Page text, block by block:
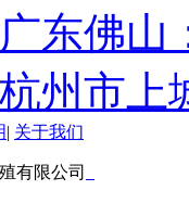
广东佛山
杭州市上
| 关于我们
有限公司